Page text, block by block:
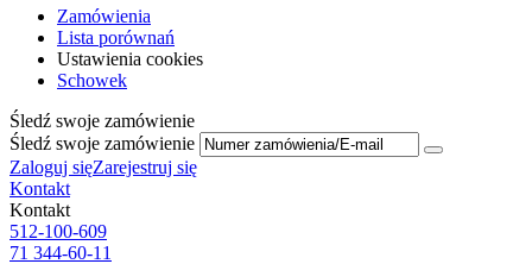
Zamówienia
Lista porównań
Ustawienia cookies
Schowek
Śledź swoje zamówienie
Śledź swoje zamówienie
Zaloguj sięZarejestruj się
Kontakt
Kontakt
512-100-609
71 344-60-11